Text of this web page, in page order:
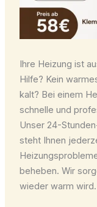
Ihre Heizung ist
Hilfe? Kein
kalt? Bei einem
schnelle und
Unser 24-
steht Ihnen
beheben. Wir
wieder warm wird.